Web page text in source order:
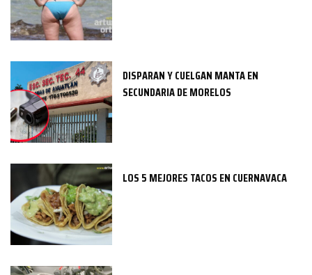
DISPARAN Y CUELGAN MANTA EN
SECUNDARIA DE MORELOS
LOS 5 MEJORES TACOS EN CUERNAVACA